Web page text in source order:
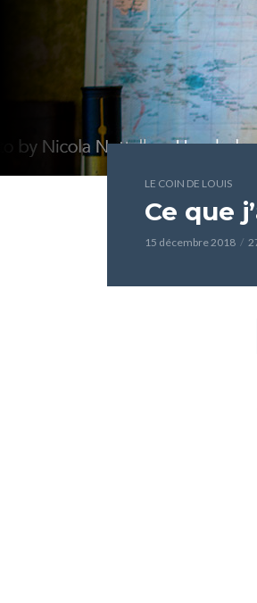
LE COIN DE LOUIS
Ce que
15 décembre 2018